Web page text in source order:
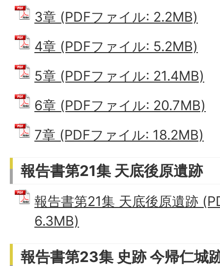
3章 (PDFファイル: 2.2MB)
4章 (PDFファイル: 5.2MB)
5章 (PDFファイル: 21.4MB)
6章 (PDFファイル: 20.7MB)
7章 (PDFファイル: 18.2MB)
報告書第21集 天底後原遺跡
報告書第21集 天底後原遺跡
6.3MB)
報告書第23集 史跡 今帰仁城